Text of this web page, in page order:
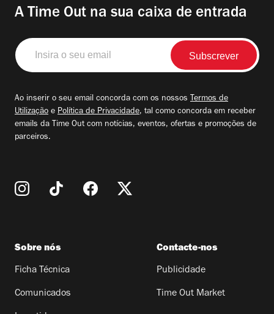
A Time Out na sua caixa de entrada
Insira
o
seu
Ao inserir o seu email concorda com os nossos Termos de
Utilização e Política de Privacidade, tal como concorda em receber
emails da Time Out com notícias, eventos, ofertas e promoções de
parceiros.
Sobre nós
Ficha Técnica
Comunicados
Contacte-nos
Publicidade
Time Out Market